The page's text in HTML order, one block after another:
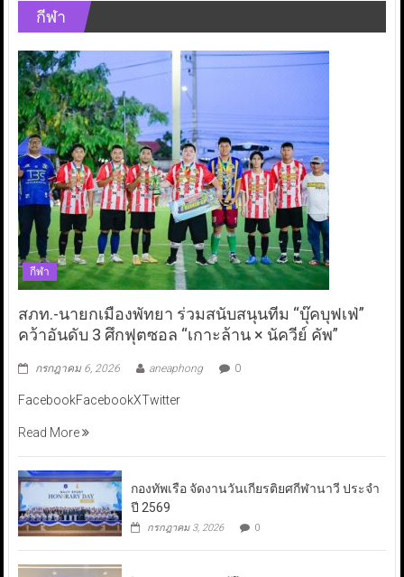
กีฬา
กีฬา
สภท.-นายกเมืองพัทยา ร่วมสนับสนุนทีม “บุ๊คบุฟเฟ่”
คว้าอันดับ 3 ศึกฟุตซอล “เกาะล้าน × นัควีย์ คัพ”
กรกฎาคม 6, 2026 aneaphong 0
FacebookFacebookXTwitter
Read More
กองทัพเรือ จัดงานวันเกียรติยศกีฬานาวี ประจำ
ปี 2569
กรกฎาคม 3, 2026 0